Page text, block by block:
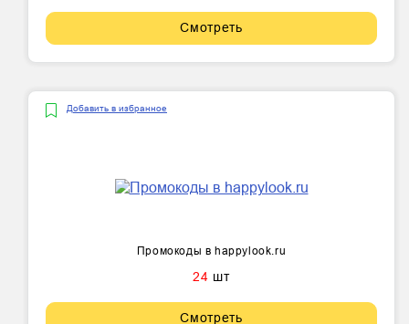
Смотреть
Добавить в избранное
Промокоды в happylook.ru
24 шт
Смотреть